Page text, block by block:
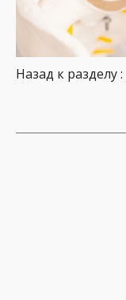
Назад к разделу :